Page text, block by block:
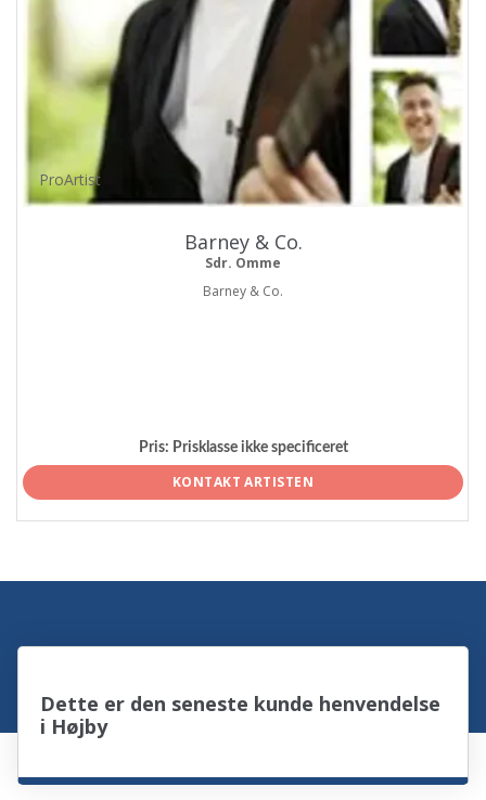
ProArtist
Barney & Co.
Sdr. Omme
Barney & Co.
Pris: Prisklasse ikke specificeret
KONTAKT ARTISTEN
Dette er den seneste kunde henvendelse
i Højby